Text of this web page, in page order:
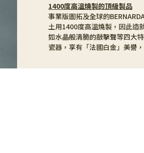
1400度高溫燒製的頂級製品
事業版圖拓及全球的
土用1400度高溫燒製，因此造
如水晶般清脆的敲擊聲等四大
瓷器，享有「法國白金」美譽